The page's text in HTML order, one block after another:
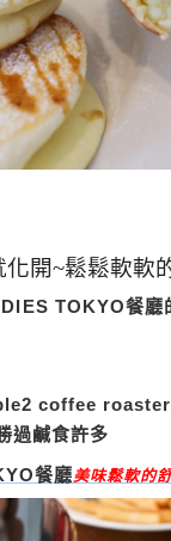
開~鬆鬆軟軟
TOKYO餐廳
餐廳美味鬆軟的